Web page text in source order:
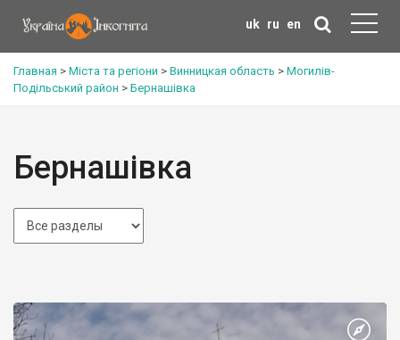
uk ru en
Главная > Міста та регіони > Винницкая область > Могилів-
Подільський район > Бернашівка
Бернашівка